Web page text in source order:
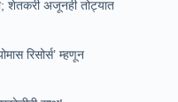
शेतकरी अजूनही तोट्यात
रिसोर्स’ म्हणून